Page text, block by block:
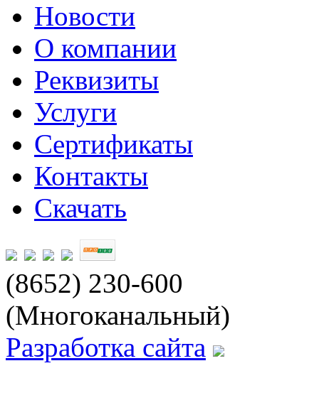
Новости
О компании
Реквизиты
Услуги
Сертификаты
Контакты
Скачать
(8652) 230-600
(Многоканальный)
Разработка сайта